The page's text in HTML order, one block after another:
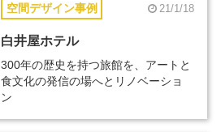
空間デザイン事例 21/1/18
白井屋ホテル
300年の歴史を持つ旅館を、アートと
食文化の発信の場へとリノベーショ
ン